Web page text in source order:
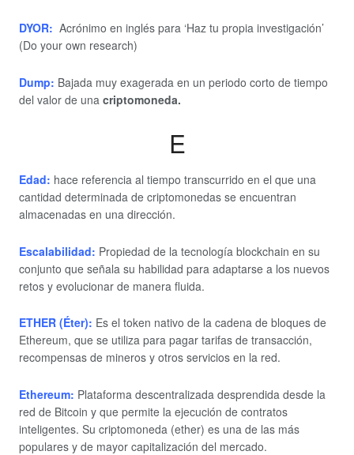
DYOR: Acrónimo en inglés para ‘Haz tu propia investigación’
(Do your own research)
Dump: Bajada muy exagerada en un periodo corto de tiempo
del valor de una criptomoneda.
E
Edad: hace referencia al tiempo transcurrido en el que una
cantidad determinada de criptomonedas se encuentran
almacenadas en una dirección.
Escalabilidad: Propiedad de la tecnología blockchain en su
conjunto que señala su habilidad para adaptarse a los nuevos
retos y evolucionar de manera fluida.
ETHER (Éter): Es el token nativo de la cadena de bloques de
Ethereum, que se utiliza para pagar tarifas de transacción,
recompensas de mineros y otros servicios en la red.
Ethereum: Plataforma descentralizada desprendida desde la
red de Bitcoin y que permite la ejecución de contratos
inteligentes. Su criptomoneda (ether) es una de las más
populares y de mayor capitalización del mercado.